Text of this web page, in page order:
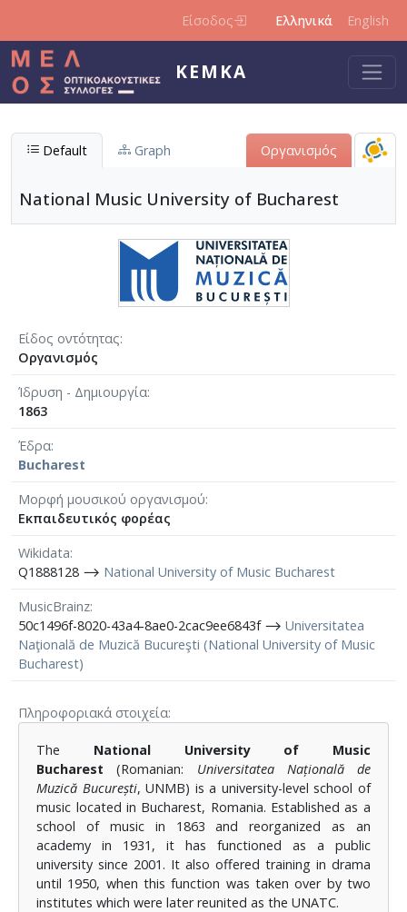
Είσοδος Ελληνικά English
ΚΕΜΚΑ
Default Graph Οργανισμός
National Music University of Bucharest
Είδος οντότητας
Οργανισμός
Ίδρυση - Δημιουργία
1863
Έδρα
Bucharest
Μορφή μουσικού οργανισμού
Εκπαιδευτικός φορέας
Wikidata
Q1888128 ⟶ National University of Music Bucharest
MusicBrainz
50c1496f-8020-43a4-8ae0-2cac9ee6843f ⟶ Universitatea
Naţională de Muzică Bucureşti (National University of Music
Bucharest)
Πληροφοριακά στοιχεία
The National University of Music
Bucharest (Romanian: Universitatea Națională de
Muzică București, UNMB) is a university-level school of
music located in Bucharest, Romania. Established as a
school of music in 1863 and reorganized as an
academy in 1931, it has functioned as a public
university since 2001. It also offered training in drama
until 1950, when this function was taken over by two
institutes which were later reunited as the UNATC.